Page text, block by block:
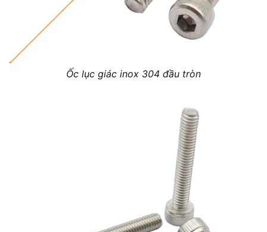
Ốc lục giác inox 304 đầu tròn